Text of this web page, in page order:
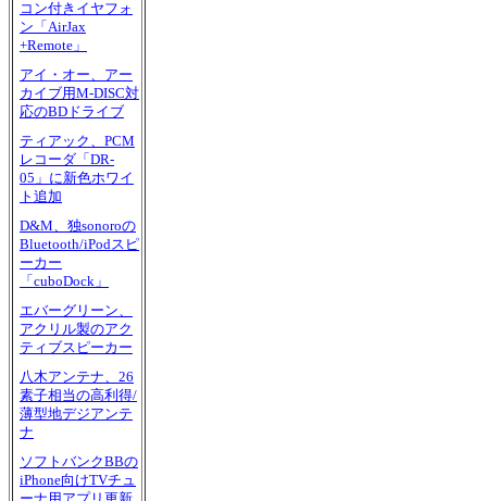
コン付きイヤフォ
ン「AirJax
+Remote」
アイ・オー、アー
カイブ用M-DISC対
応のBDドライブ
ティアック、PCM
レコーダ「DR-
05」に新色ホワイ
ト追加
D&M、独sonoroの
Bluetooth/iPodスピ
ーカー
「cuboDock」
エバーグリーン、
アクリル製のアク
ティブスピーカー
八木アンテナ、26
素子相当の高利得/
薄型地デジアンテ
ナ
ソフトバンクBBの
iPhone向けTVチュ